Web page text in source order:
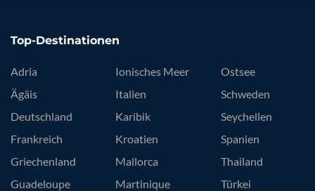
Top-Destinationen
Adria
Ägäis
Deutschland
Frankreich
Griechenland
Guadeloupe
Ionisches Meer
Italien
Karibik
Kroatien
Mallorca
Martinique
Ostsee
Schweden
Seychellen
Spanien
Thailand
Türkei